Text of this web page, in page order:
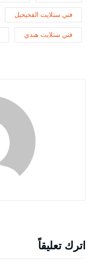
فني ستلايت الفحيحيل
فني ستلايت هندي
اترك تعليقاً